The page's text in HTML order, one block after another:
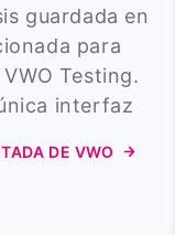
guardada en
para
Testing.
interfaz
DE VWO